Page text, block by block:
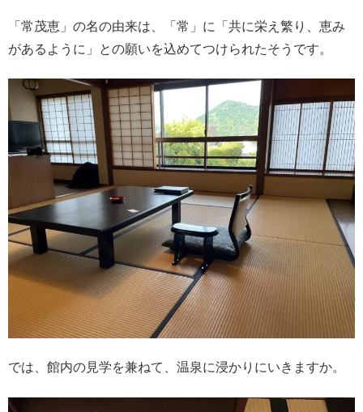
「常茂恵」の名の由来は、「常」に「共に栄え繁り、恵み
があるように」との願いを込めてつけられたそうです。
では、館内の見学を兼ねて、温泉に浸かりにいきますか。